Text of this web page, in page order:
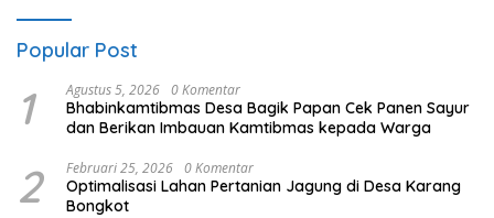
Popular Post
1 Agustus 5, 2026 0 Komentar
Bhabinkamtibmas Desa Bagik Papan Cek Panen Sayur
dan Berikan Imbauan Kamtibmas kepada Warga
2 Februari 25, 2026 0 Komentar
Optimalisasi Lahan Pertanian Jagung di Desa Karang
Bongkot